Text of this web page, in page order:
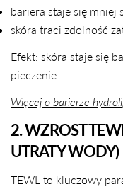
bariera staje się mniej
skóra traci zdolność
Efekt: skóra staje się
pieczenie.
Więcej o barierze
2. WZROST
UTRATY WODY)
TEWL to kluczowy